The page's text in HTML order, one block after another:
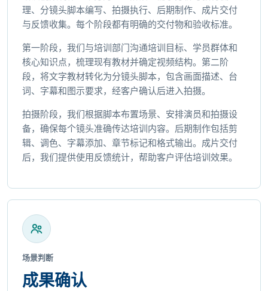
理、分镜头脚本编写、拍摄执行、后期制作、成片交付
与反馈收集。每个阶段都有明确的交付物和验收标准。
第一阶段，我们与培训部门沟通培训目标、学员群体和
核心知识点，梳理现有教材并确定视频结构。第二阶
段，将文字教材转化为分镜头脚本，包含画面描述、台
词、字幕和图示要求，经客户确认后进入拍摄。
拍摄阶段，我们根据脚本布置场景、安排演员和拍摄设
备，确保每个镜头准确传达培训内容。后期制作包括剪
辑、调色、字幕添加、章节标记和格式输出。成片交付
后，我们提供使用反馈统计，帮助客户评估培训效果。
场景判断
成果确认